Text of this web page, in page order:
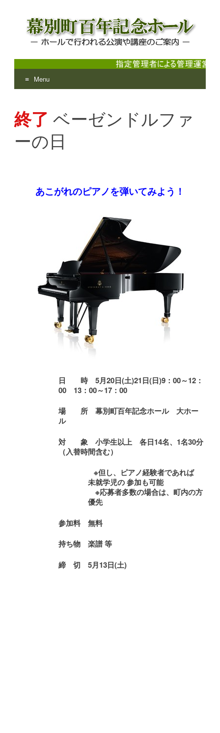
幕別町百年記念ホール
ホールで行われる公演や講座のご案内
Menu
content
終了ベーゼンドルファ
ーの日
あこがれのピアノを弾いてみよう！
日 時 5月20日(土)21日(日)9 ：00～12：
00 13：00～17：00
場 所 幕別町百年記念ホール 大ホー
ル
対 象 小学生以上 各日14名、1名30分
（入替時間含む）
※但し、ピアノ経験者であれば
未就学児の 参加も可能
※応募者多数の場合は、町内の方
優先
参加料
無料
持ち物 楽譜 等
締 切
5月13日(土)